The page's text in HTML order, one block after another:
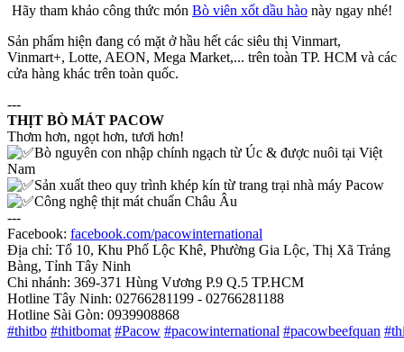
Hãy tham khảo công thức món Bò viên xốt dầu hào này ngay nhé!
Sản phẩm hiện đang có mặt ở hầu hết các siêu thị Vinmart,
Vinmart+, Lotte, AEON, Mega Market,... trên toàn TP. HCM và các
cửa hàng khác trên toàn quốc.
---
THỊT BÒ MÁT PACOW
Thơm hơn, ngọt hơn, tươi hơn!
Bò nguyên con nhập chính ngạch từ Úc & được nuôi tại Việt
Nam
Sản xuất theo quy trình khép kín từ trang trại nhà máy Pacow
Công nghệ thịt mát chuẩn Châu Âu
---
Facebook: facebook.com/pacowinternational
Địa chỉ: Tổ 10, Khu Phố Lộc Khê, Phường Gia Lộc, Thị Xã Trảng
Bàng, Tỉnh Tây Ninh
Chi nhánh: 369-371 Hùng Vương P.9 Q.5 TP.HCM
Hotline Tây Ninh: 02766281199 - 02766281188
Hotline Sài Gòn: 0939908868
#thitbo #thitbomat #Pacow #pacowinternational #pacowbeefquan